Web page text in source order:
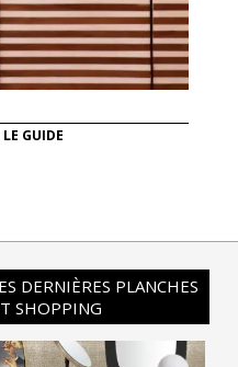
GUIDE
DERNIÈRES PLANCHES
SHOPPING